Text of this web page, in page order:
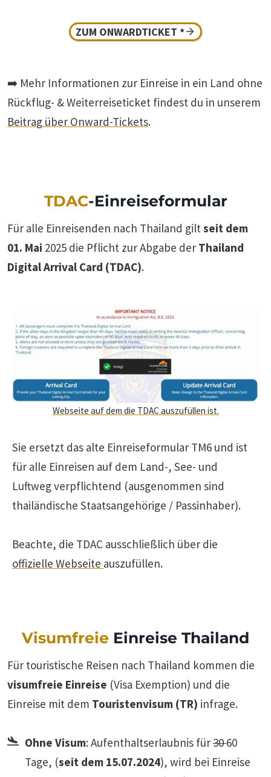
ZUM ONWARDTICKET *
➡️ Mehr Informationen zur Einreise in ein Land ohne
Rückflug- & Weiterreiseticket findest du in unserem
Beitrag über Onward-Tickets.
TDAC-Einreiseformular
Für alle Einreisenden nach Thailand giltseit dem
01. Mai 2025 die Pflicht zur Abgabe der Thailand
Digital Arrival Card (TDAC).
Webseite auf dem die TDAC auszufüllen ist.
Sie ersetzt das alte Einreiseformular TM6 und ist
für alle Einreisen auf dem Land-, See- und
Luftweg verpflichtend (ausgenommen sind
thailändische Staatsangehörige / Passinhaber).
Beachte, die TDAC ausschließlich über die
offizielle Webseite auszufüllen.
Visumfreie Einreise Thailand
Für touristische Reisen nach Thailand kommen die
visumfreie Einreise (Visa Exemption) und die
Einreise mit dem Touristenvisum (TR) infrage.
Ohne Visum: Aufenthaltserlaubnis für3060
Tage, (seit dem 15.07.2024), wird bei Einreise